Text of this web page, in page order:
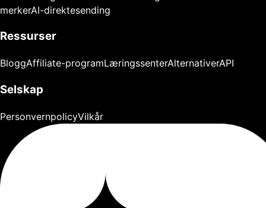
merkerAI-direktesending
Ressurser
BloggAffiliate-programLæringssenterAlternativerAPI
Selskap
PersonvernpolicyVilkår